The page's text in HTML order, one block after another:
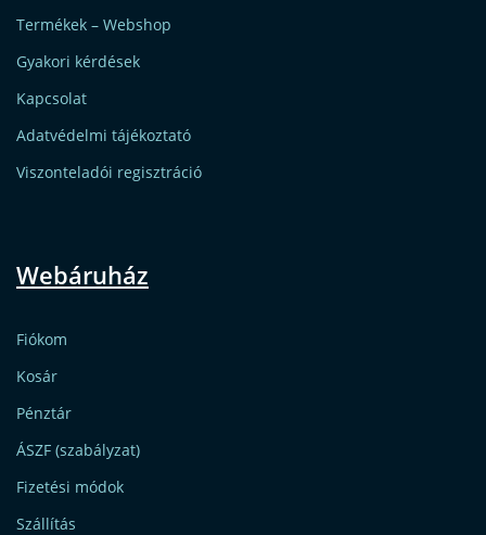
Termékek – Webshop
Gyakori kérdések
Kapcsolat
Adatvédelmi tájékoztató
Viszonteladói regisztráció
Webáruház
Fiókom
Kosár
Pénztár
ÁSZF (szabályzat)
Fizetési módok
Szállítás